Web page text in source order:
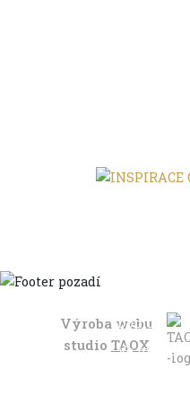
Výroba webu
studio TAOX
Domů
Ve městě